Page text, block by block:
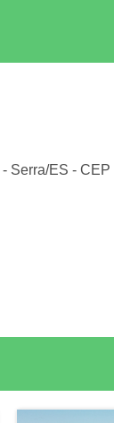
- Serra/ES - CEP